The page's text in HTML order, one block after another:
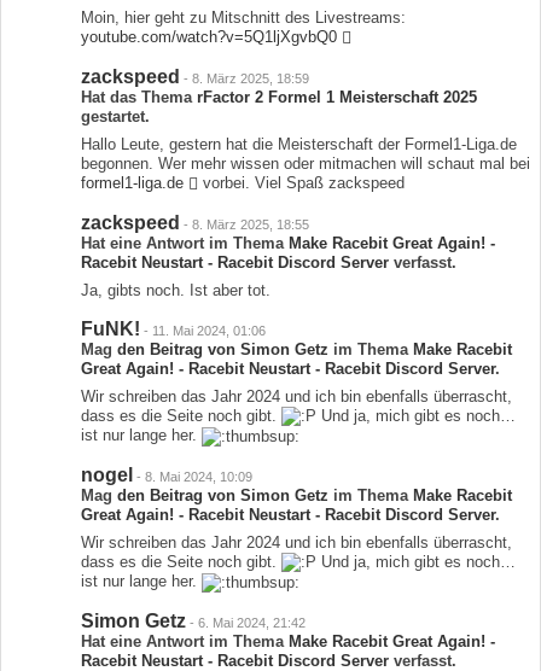
Moin, hier geht zu Mitschnitt des Livestreams:
youtube.com/watch?v=5Q1ljXgvbQ0
zackspeed - 8. März 2025, 18:59
Hat das Thema rFactor 2 Formel 1 Meisterschaft 2025
gestartet.
Hallo Leute, gestern hat die Meisterschaft der Formel1-Liga.de
begonnen. Wer mehr wissen oder mitmachen will schaut mal bei
formel1-liga.de
vorbei. Viel Spaß zackspeed
zackspeed - 8. März 2025, 18:55
Hat eine Antwort im Thema Make Racebit Great Again! -
Racebit Neustart - Racebit Discord Server verfasst.
Ja, gibts noch. Ist aber tot.
FuNK! - 11. Mai 2024, 01:06
Mag den Beitrag von Simon Getz im Thema Make Racebit
Great Again! - Racebit Neustart - Racebit Discord Server.
Wir schreiben das Jahr 2024 und ich bin ebenfalls überrascht,
dass es die Seite noch gibt.
Und ja, mich gibt es noch…
ist nur lange her.
nogel - 8. Mai 2024, 10:09
Mag den Beitrag von Simon Getz im Thema Make Racebit
Great Again! - Racebit Neustart - Racebit Discord Server.
Wir schreiben das Jahr 2024 und ich bin ebenfalls überrascht,
dass es die Seite noch gibt.
Und ja, mich gibt es noch…
ist nur lange her.
Simon Getz - 6. Mai 2024, 21:42
Hat eine Antwort im Thema Make Racebit Great Again! -
Racebit Neustart - Racebit Discord Server verfasst.